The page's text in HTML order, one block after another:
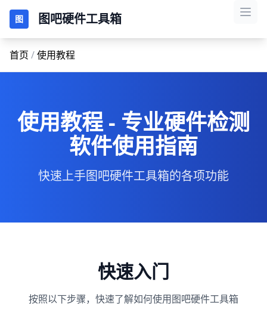
图 图吧硬件工具箱
首页 /使用教程
使用教程 - 专业硬件检测
软件使用指南
快速上手图吧硬件工具箱的各项功能
快速入门
按照以下步骤，快速了解如何使用图吧硬件工具箱